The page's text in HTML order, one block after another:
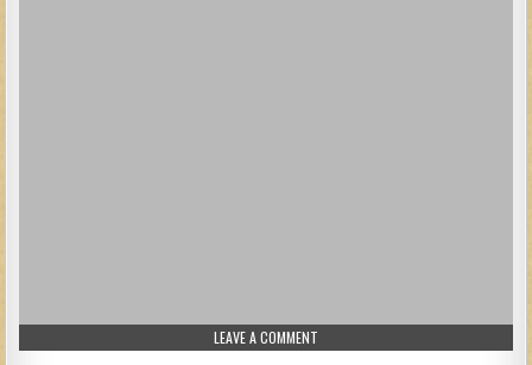
LEAVE A COMMENT